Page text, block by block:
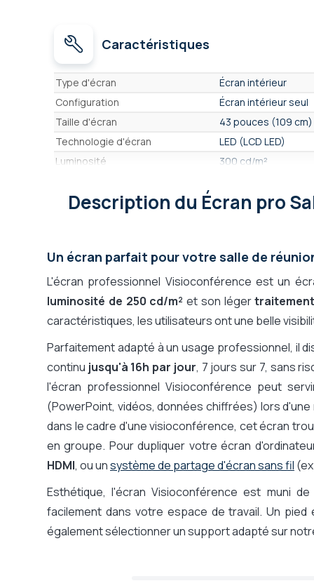
Caractéristiques
Caractéristiques
Type d'écran
Écran intérieur
Configuration
Écran intérieur seul
Taille d'écran
43 pouces (109 cm)
Technologie d'écran
LED (LCD LED)
Luminosité
300 cd/m²
Résolution
8,3 Mpx - 3840 x
Durée de fonctionnement
16H / Jour
Interface Utilisateur, Famille d'OS
Tizen (Samsung)
Système d'exploitation (détaillé)
Samsung Tizen
Système d'affichage dynamique
Oui
Compatibilité logiciel Affichage
Dynamique
Samsung Business
VXT CMS (Cloud)
Fonctionnement depuis
Logiciel hébergé
smartphone/
Diffusion de contenu
Gratuite via
Compatible affichage vertical
Non (uniquement
Avec tuner TNT
Oui
Bluetooth
Oui
Taille VESA (trous vis pour fixation
; LxH)
200 x 200
Description du Écran pro
Un écran parfait pour votre salle de
L'écran professionnel Visioconférence est un
luminosité de 250 cd/m²et son léger
caractéristiques, les utilisateurs ont une belle
Parfaitement adapté à un usage professionnel, il
continu jusqu'à 16h par jour, 7 jours sur 7, sans
l'écran professionnel Visioconférence peut
(PowerPoint, vidéos, données chiffrées) lors
dans le cadre d'une visioconférence, cet écran
en groupe. Pour dupliquer votre écran
HDMI, ou unsystème de partage d'écran sans fil
Esthétique, l'écran Visioconférence est muni
facilement dans votre espace de travail. Un
également sélectionner un support adapté sur